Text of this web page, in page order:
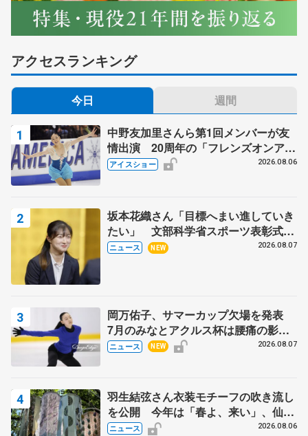
アクセスランキング
今日 週間
中野友加里さんら第1回メンバーが友
情出演 20周年の「フレンズオンアイ
ス」 宮本賢二さん、有川梨絵さん、
アイスショー 2026.08.06
坂本花織さん「目標へまい進していき
たい」 文部科学省スポーツ表彰式で
代表謝辞
ニュース NEW 2026.08.07
岡万佑子、サマーカップ欠場を発表
7月のみなとアクルス杯は腰痛の影響
で
ニュース NEW 2026.08.07
羽生結弦さん衣装モチーフの吹き流し
を公開 今年は「春よ、来い」、仙台
の瑞鳳殿
ニュース 2026.08.06